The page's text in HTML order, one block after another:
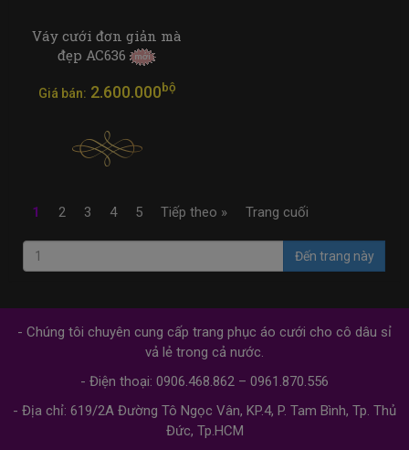
Váy cưới đơn giản mà
đẹp AC636
Giá bán: 2.600.000bộ
1 2 3 4 5 Tiếp theo » Trang cuối
Đến trang này
- Chúng tôi chuyên cung cấp trang phục áo cưới cho cô dâu sỉ
vả lẻ trong cả nước.
- Điện thoại: 0906.468.862 – 0961.870.556
- Địa chỉ: 619/2A Đường Tô Ngọc Vân, KP.4, P. Tam Bình, Tp. Thủ
Đức, Tp.HCM